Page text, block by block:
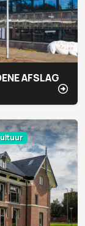
AFSLAG